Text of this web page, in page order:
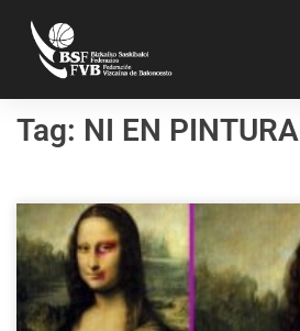
Tag: NI EN PINTURA